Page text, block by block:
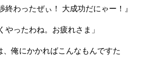
終わったぜぃ！ 大成功だにゃー！』
やったわね。お疲れさま」
、俺にかかればこんなもんですた